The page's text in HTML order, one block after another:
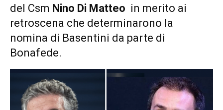
del Csm Nino Di Matteo in merito ai
retroscena che determinarono la
nomina di Basentini da parte di
Bonafede.